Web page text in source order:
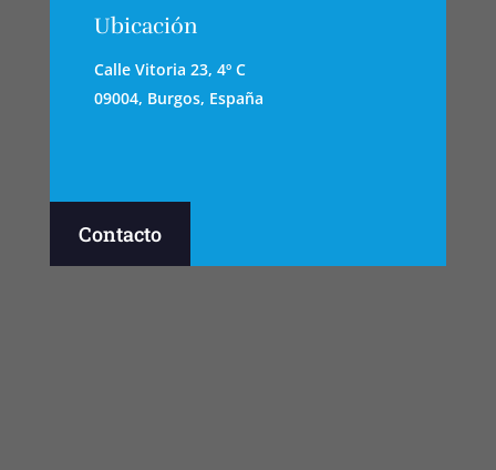
Ubicación
Calle Vitoria 23, 4º C
09004, Burgos, España
Contacto